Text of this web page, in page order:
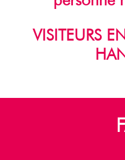
VISITEURS